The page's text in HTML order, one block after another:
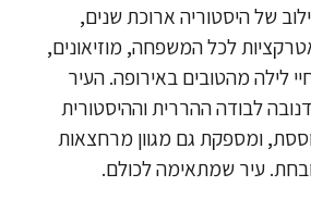
היסטוריה ארוכת שנים,
לכל המשפחה, מוזיאונים,
מהטובים באירופה. העיר
לבודה ההררית וההיסטורית
ומספקת גם מגוון מרחצאות
עיר שמתאימה לכולם.